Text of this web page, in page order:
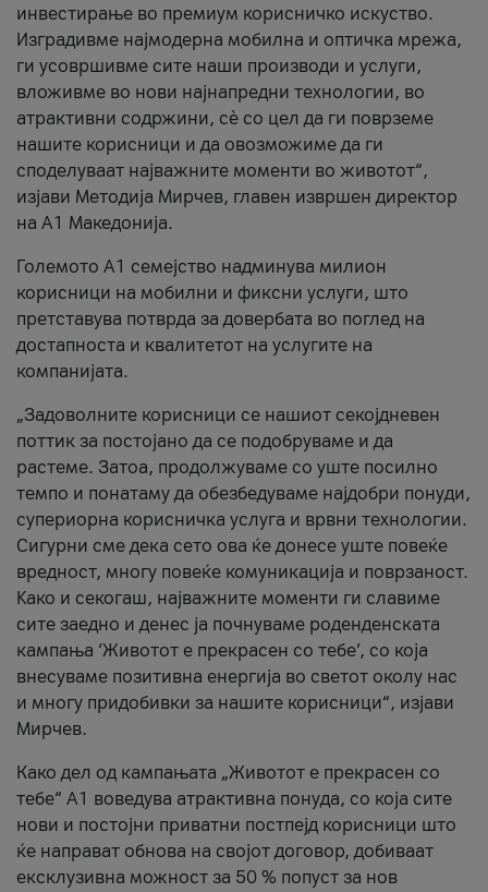
инвестирање во премиум корисничко искуство.
Изградивме најмодерна мобилна и оптичка мрежа,
ги усовршивме сите наши производи и услуги,
вложивме во нови најнапредни технологии, во
атрактивни содржини, сè со цел да ги поврземе
нашите корисници и да овозможиме да ги
споделуваат најважните моменти во животот“,
изјави Методија Мирчев, главен извршен директор
на А1 Македонија.
Големото А1 семејство надминува милион
корисници на мобилни и фиксни услуги, што
претставува потврда за довербата во поглед на
достапноста и квалитетот на услугите на
компанијата.
„Задоволните корисници се нашиот секојдневен
поттик за постојано да се подобруваме и да
растеме. Затоа, продолжуваме со уште посилно
темпо и понатаму да обезбедуваме најдобри понуди,
супериорна корисничка услуга и врвни технологии.
Сигурни сме дека сето ова ќе донесе уште повеќе
вредност, многу повеќе комуникација и поврзаност.
Kако и секогаш, најважните моменти ги славиме
сите заедно и денес ја почнуваме роденденската
кампања ‘Животот е прекрасен со тебе’, со која
внесуваме позитивна енергија во светот околу нас
и многу придобивки за нашите корисници“, изјави
Мирчев.
Како дел од кампањата „Животот е прекрасен со
тебе“ А1 воведува атрактивна понуда, со која сите
нови и постојни приватни постпејд корисници што
ќе направат обнова на својот договор, добиваат
ексклузивна можност за 50 % попуст за нов